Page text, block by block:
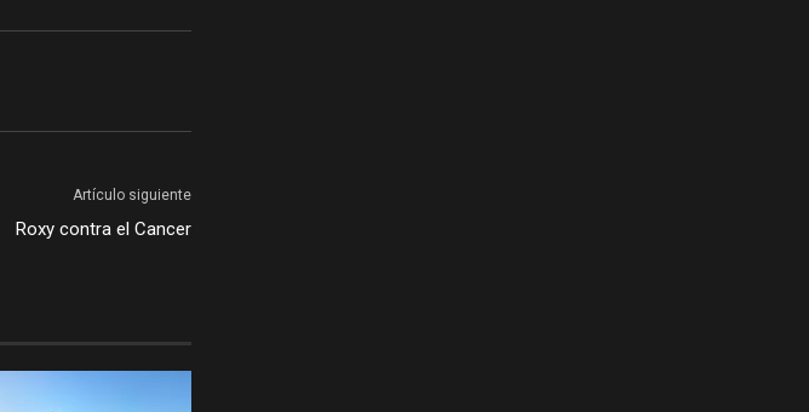
Artículo siguiente
Roxy contra el Cancer